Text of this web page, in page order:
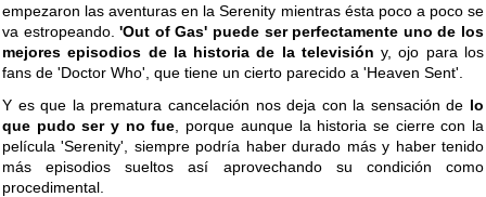
empezaron las aventuras en la Serenity mientras ésta poco a poco se
va estropeando.'Out of Gas' puede ser perfectamente uno de los
mejores episodios de la historia de la televisión y, ojo para los
fans de 'Doctor Who', que tiene un cierto parecido a 'Heaven Sent'.
Y es que la prematura cancelación nos deja con la sensación de lo
que pudo ser y no fue , porque aunque la historia se cierre con la
película 'Serenity', siempre podría haber durado más y haber tenido
más episodios sueltos así aprovechando su condición como
procedimental.